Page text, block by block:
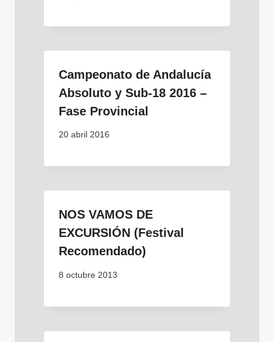
Campeonato de Andalucía
Absoluto y Sub-18 2016 –
Fase Provincial
20 abril 2016
NOS VAMOS DE
EXCURSIÓN (Festival
Recomendado)
8 octubre 2013